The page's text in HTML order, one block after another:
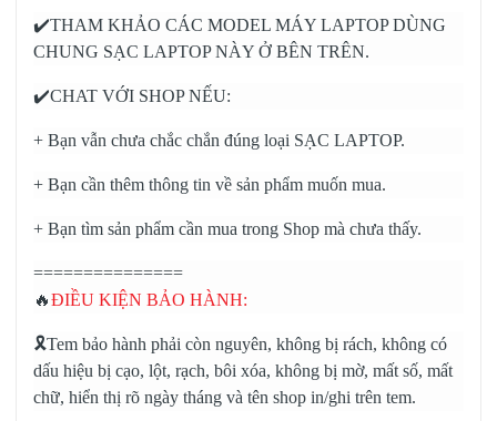
✔️THAM KHẢO CÁC MODEL MÁY LAPTOP DÙNG
CHUNG SẠC LAPTOP NÀY Ở BÊN TRÊN.
✔️CHAT VỚI SHOP NẾU:
+ Bạn vẫn chưa chắc chắn đúng loại SẠC LAPTOP.
+ Bạn cần thêm thông tin về sản phẩm muốn mua.
+ Bạn tìm sản phẩm cần mua trong Shop mà chưa thấy.
===============
🔥ĐIỀU KIỆN BẢO HÀNH:
🎗️Tem bảo hành phải còn nguyên, không bị rách, không có
dấu hiệu bị cạo, lột, rạch, bôi xóa, không bị mờ, mất số, mất
chữ, hiển thị rõ ngày tháng và tên shop in/ghi trên tem.